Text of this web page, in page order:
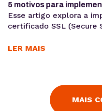
5 motivos para
Esse artigo explora a
certificado SSL (Secure
utiliza qualquer
trocadas na web sem o
facilmente...
LER MAIS
MAIS